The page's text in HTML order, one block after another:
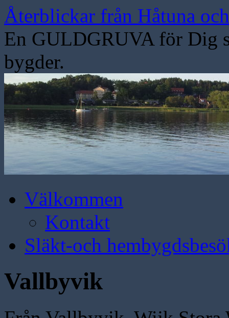
Hoppa
till
innehåll
Återblickar från Håtuna
En GULDGRUVA för Dig
bygder.
Välkommen
Kontakt
Släkt-och
Vallbyvik